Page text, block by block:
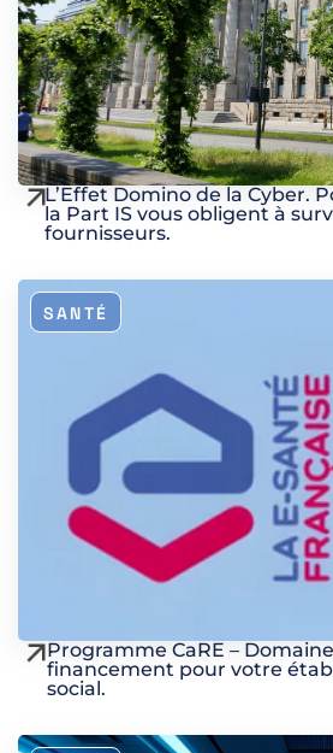
L’Effet Domino de la Cyber.
la Part IS vous obligent à
fournisseurs.
SANTÉ
Programme CaRE –
financement pour votre
social.